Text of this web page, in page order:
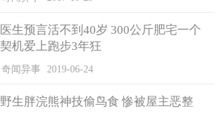
医生预言活不到40岁 300公斤肥宅一个
契机爱上跑步3年狂
奇闻异事 2019-06-24
野生胖浣熊神技偷鸟食 惨被屋主恶整